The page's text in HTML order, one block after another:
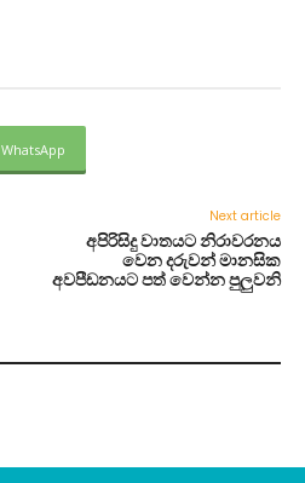
WhatsApp
Next article
අපිරිසිදු වාතයට නිරාවරනය
වෙන දරුවන් මානසික
අවපීඩනයට පත් වෙන්න පුලුවනි